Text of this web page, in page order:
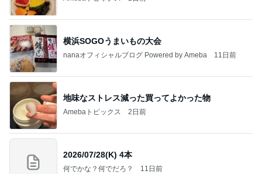
横浜SOGOうまいもの大会
nanaオフィシャルブログ Powered by Ameba 11日前
地味なストレス減った買ってよかった物
Amebaトピックス 2日前
2026/07/28(K) 4本
何でかな？何でだろ？ 11日前